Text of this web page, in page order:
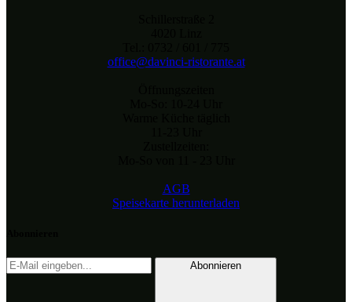
office@davinci-ristorante.at
AGB
Speisekarte herunterladen
Abonnieren